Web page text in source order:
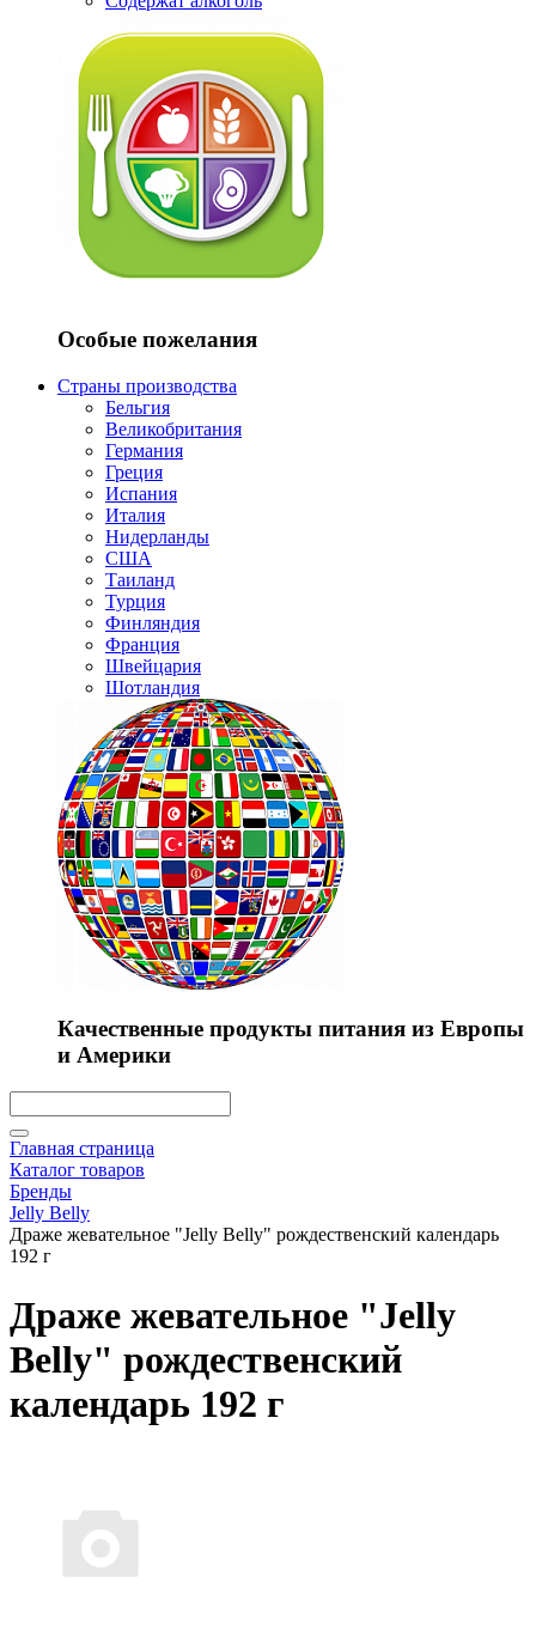
Особые пожелания
Страны производства
Бельгия
Великобритания
Германия
Греция
Испания
Италия
Нидерланды
США
Таиланд
Турция
Финляндия
Франция
Швейцария
Шотландия
Качественные продукты питания из Европы
и Америки
Главная страница
Каталог товаров
Бренды
Jelly Belly
Драже жевательное "Jelly Belly" рождественский календарь
192 г
Драже жевательное "Jelly
Belly" рождественский
календарь 192 г